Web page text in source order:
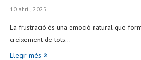
10 abril, 2025
La frustració és una emoció natural que
creixement de tots…
Llegir més